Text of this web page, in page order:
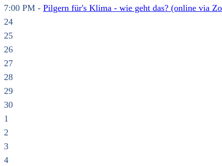
7:00 PM - Pilgern für's Klima - wie geht das? (online via
24
25
26
27
28
29
30
1
2
3
4